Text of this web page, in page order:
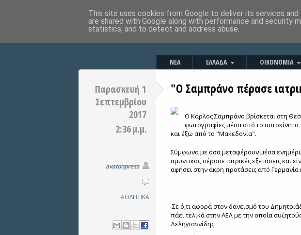
ΝΕΑ ΕΛΛΑΔΑ ΟΙΚΟΝΟΜΙΑ
Παρασκευή 1
Σεπτεμβρίου
2017
2:36 μ.μ.
avatonpress
ΑΘΛΗΤΙΚΑ
"Ο Σαμπράνο πέρασε
Ο Κάρλος Σαμπράνο βρίσκεται στη
φωτογραφίες μέσα από το
και έξω από το "Μακεδονία".
Σύμφωνα με όσα μεταφέρουν μέσα
αμυντικός πέρασε ιατρικές εξετάσεις και
αφήσει στην άκρη προτάσεις από Γερμανία
Σε ό,τι αφορά στον δανεισμό του
πάει τελικά στην ΑΕΛ με την οποία
Δεληγιαννίδης.
This site uses cookies from Google to deliver its services
are shared with Google along with performance and security
statistics, and to detect and address abuse.